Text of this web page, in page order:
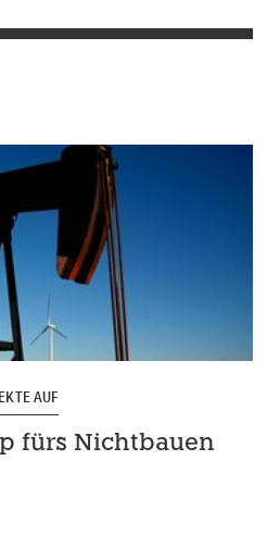
AUF
fürs Nichtbauen